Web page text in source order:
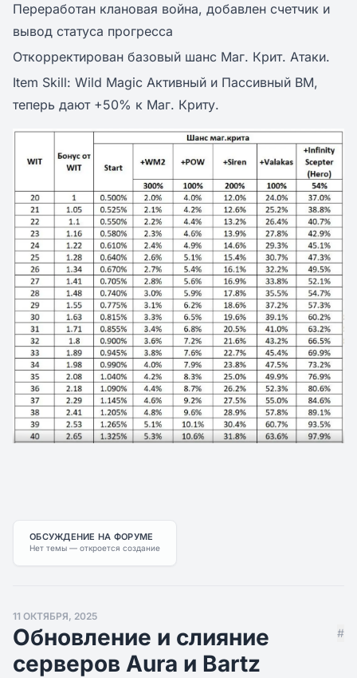
Переработан клановая война, добавлен счетчик и
вывод статуса прогресса
Откорректирован базовый шанс Маг. Крит. Атаки.
Item Skill: Wild Magic Активный и Пассивный ВМ,
теперь дают +50% к Маг. Криту.
ОБСУЖДЕНИЕ НА ФОРУМЕ
Нет темы — откроется создание
11 ОКТЯБРЯ, 2025
Обновление и слияние
серверов Aura и Bartz
#